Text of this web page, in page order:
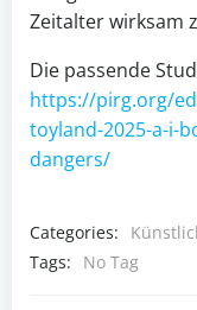
Zeitalter wirksam
Die passende
https://pirg.org/
toyland-2025-a-i-
dangers/
Categories:
Tags:
No Tag